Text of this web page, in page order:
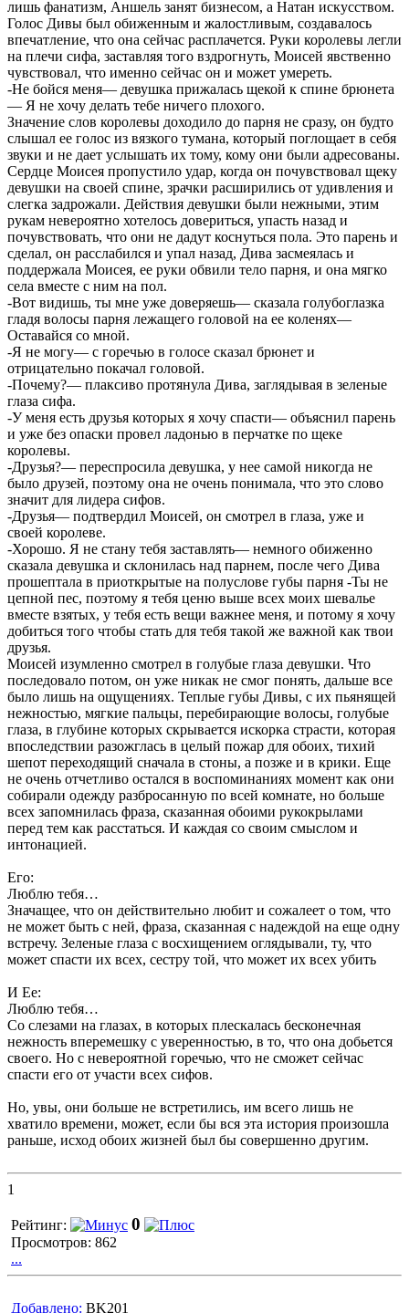
лишь фанатизм, Аншель занят бизнесом, а Натан искусством.
Голос Дивы был обиженным и жалостливым, создавалось
впечатление, что она сейчас расплачется. Руки королевы легли
на плечи сифа, заставляя того вздрогнуть, Моисей явственно
чувствовал, что именно сейчас он и может умереть.
-Не бойся меня— девушка прижалась щекой к спине брюнета
— Я не хочу делать тебе ничего плохого.
Значение слов королевы доходило до парня не сразу, он будто
слышал ее голос из вязкого тумана, который поглощает в себя
звуки и не дает услышать их тому, кому они были адресованы.
Сердце Моисея пропустило удар, когда он почувствовал щеку
девушки на своей спине, зрачки расширились от удивления и
слегка задрожали. Действия девушки были нежными, этим
рукам невероятно хотелось довериться, упасть назад и
почувствовать, что они не дадут коснуться пола. Это парень и
сделал, он расслабился и упал назад, Дива засмеялась и
поддержала Моисея, ее руки обвили тело парня, и она мягко
села вместе с ним на пол.
-Вот видишь, ты мне уже доверяешь— сказала голубоглазка
гладя волосы парня лежащего головой на ее коленях—
Оставайся со мной.
-Я не могу— с горечью в голосе сказал брюнет и
отрицательно покачал головой.
-Почему?— плаксиво протянула Дива, заглядывая в зеленые
глаза сифа.
-У меня есть друзья которых я хочу спасти— объяснил парень
и уже без опаски провел ладонью в перчатке по щеке
королевы.
-Друзья?— переспросила девушка, у нее самой никогда не
было друзей, поэтому она не очень понимала, что это слово
значит для лидера сифов.
-Друзья— подтвердил Моисей, он смотрел в глаза, уже и
своей королеве.
-Хорошо. Я не стану тебя заставлять— немного обиженно
сказала девушка и склонилась над парнем, после чего Дива
прошептала в приоткрытые на полуслове губы парня -Ты не
цепной пес, поэтому я тебя ценю выше всех моих шевалье
вместе взятых, у тебя есть вещи важнее меня, и потому я хочу
добиться того чтобы стать для тебя такой же важной как твои
друзья.
Моисей изумленно смотрел в голубые глаза девушки. Что
последовало потом, он уже никак не смог понять, дальше все
было лишь на ощущениях. Теплые губы Дивы, с их пьянящей
нежностью, мягкие пальцы, перебирающие волосы, голубые
глаза, в глубине которых скрывается искорка страсти, которая
впоследствии разожглась в целый пожар для обоих, тихий
шепот переходящий сначала в стоны, а позже и в крики. Еще
не очень отчетливо остался в воспоминаниях момент как они
собирали одежду разбросанную по всей комнате, но больше
всех запомнилась фраза, сказанная обоими рукокрылами
перед тем как расстаться. И каждая со своим смыслом и
интонацией.
Его:
Люблю тебя…
Значащее, что он действительно любит и сожалеет о том, что
не может быть с ней, фраза, сказанная с надеждой на еще одну
встречу. Зеленые глаза с восхищением оглядывали, ту, что
может спасти их всех, сестру той, что может их всех убить
И Ее:
Люблю тебя…
Со слезами на глазах, в которых плескалась бесконечная
нежность вперемешку с уверенностью, в то, что она добьется
своего. Но с невероятной горечью, что не сможет сейчас
спасти его от участи всех сифов.
Но, увы, они больше не встретились, им всего лишь не
хватило времени, может, если бы вся эта история произошла
раньше, исход обоих жизней был бы совершенно другим.
1
Рейтинг: 0
Просмотров: 862
...
Добавлено: BK201